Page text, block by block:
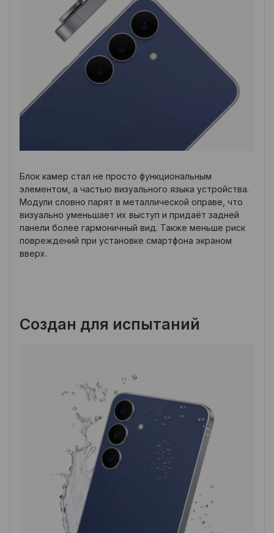
Блок камер стал не просто функциональным
элементом, а частью визуального языка устройства.
Модули словно парят в металлической оправе, что
визуально уменьшает их выступ и придаёт задней
панели более гармоничный вид. Также меньше риск
повреждений при установке смартфона экраном
вверх.
Создан для испытаний